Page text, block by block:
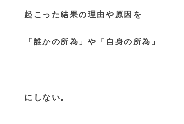
起こった結果の理由や原因を
「誰かの所為」や「自身の所為」
にしない。